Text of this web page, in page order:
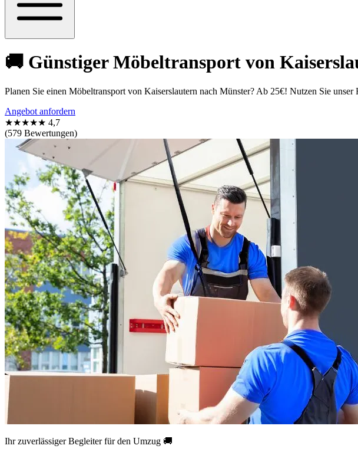
🚚 Günstiger Möbeltransport von
Planen Sie einen Möbeltransport von Kaiserslautern nach Münster? Ab 25€! Nutzen Sie
Angebot anfordern
★★★★★ 4,7
(579 Bewertungen)
Ihr zuverlässiger Begleiter für den Umzug 🚚